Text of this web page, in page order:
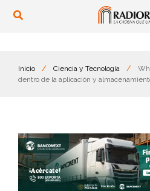
Inicio / Ciencia y Tecnología /
dentro de la aplicación y